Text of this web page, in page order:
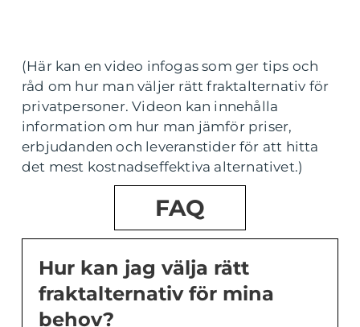
(Här kan en video infogas som ger tips och
råd om hur man väljer rätt fraktalternativ för
privatpersoner. Videon kan innehålla
information om hur man jämför priser,
erbjudanden och leveranstider för att hitta
det mest kostnadseffektiva alternativet.)
FAQ
Hur kan jag välja rätt
fraktalternativ för mina
behov?